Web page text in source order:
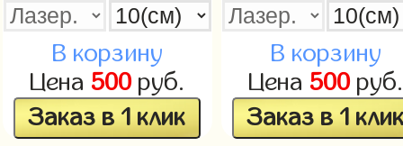
В корзину
Цена 500руб.
Заказ в 1 клик
В корзину
Цена 500руб.
Заказ в 1